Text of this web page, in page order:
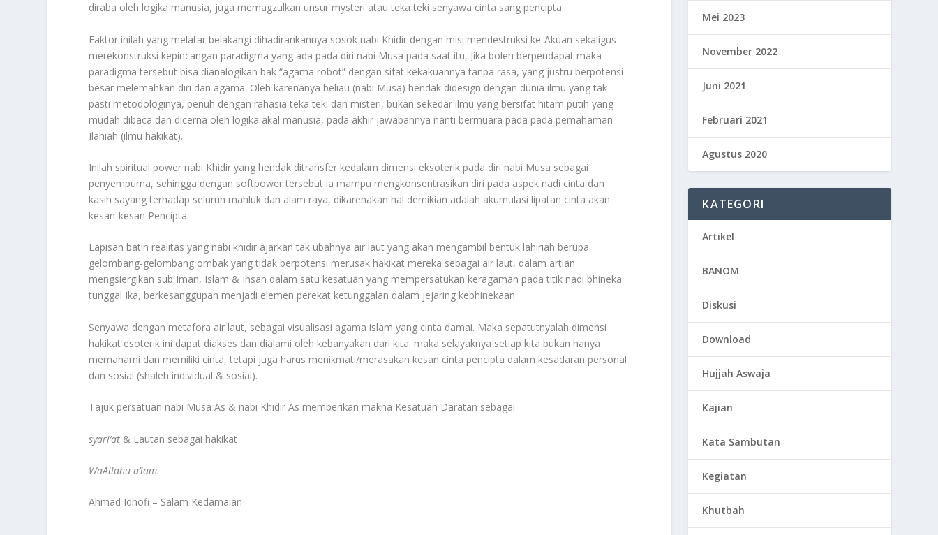
diraba oleh logika manusia, juga memagzulkan unsur mysteri atau teka teki senyawa cinta sang pencipta.
Faktor inilah yang melatar belakangi dihadirankannya sosok nabi Khidir dengan misi mendestruksi ke-Akuan sekaligus
merekonstruksi kepincangan paradigma yang ada pada diri nabi Musa pada saat itu, Jika boleh berpendapat maka
paradigma tersebut bisa dianalogikan bak “agama robot” dengan sifat kekakuannya tanpa rasa, yang justru berpotensi
besar melemahkan diri dan agama. Oleh karenanya beliau (nabi Musa) hendak didesign dengan dunia ilmu yang tak
pasti metodologinya, penuh dengan rahasia teka teki dan misteri, bukan sekedar ilmu yang bersifat hitam putih yang
mudah dibaca dan dicerna oleh logika akal manusia, pada akhir jawabannya nanti bermuara pada pada pemahaman
Ilahiah (ilmu hakikat).
Inilah spiritual power nabi Khidir yang hendak ditransfer kedalam dimensi eksoterik pada diri nabi Musa sebagai
penyempurna, sehingga dengan softpower tersebut ia mampu mengkonsentrasikan diri pada aspek nadi cinta dan
kasih sayang terhadap seluruh mahluk dan alam raya, dikarenakan hal demikian adalah akumulasi lipatan cinta akan
kesan-kesan Pencipta.
Lapisan batin realitas yang nabi khidir ajarkan tak ubahnya air laut yang akan mengambil bentuk lahiriah berupa
gelombang-gelombang ombak yang tidak berpotensi merusak hakikat mereka sebagai air laut, dalam artian
mengsiergikan sub Iman, Islam & Ihsan dalam satu kesatuan yang mempersatukan keragaman pada titik nadi bhineka
tunggal Ika, berkesanggupan menjadi elemen perekat ketunggalan dalam jejaring kebhinekaan.
Senyawa dengan metafora air laut, sebagai visualisasi agama islam yang cinta damai. Maka sepatutnyalah dimensi
hakikat esoterik ini dapat diakses dan dialami oleh kebanyakan dari kita. maka selayaknya setiap kita bukan hanya
memahami dan memiliki cinta, tetapi juga harus menikmati/merasakan kesan cinta pencipta dalam kesadaran personal
dan sosial (shaleh individual & sosial).
Tajuk persatuan nabi Musa As & nabi Khidir As memberikan makna Kesatuan Daratan sebagai
syari’at & Lautan sebagai hakikat
WaAllahu a’lam.
Ahmad Idhofi – Salam Kedamaian
Mei 2023
November 2022
Juni 2021
Februari 2021
Agustus 2020
KATEGORI
Artikel
BANOM
Diskusi
Download
Hujjah Aswaja
Kajian
Kata Sambutan
Kegiatan
Khutbah